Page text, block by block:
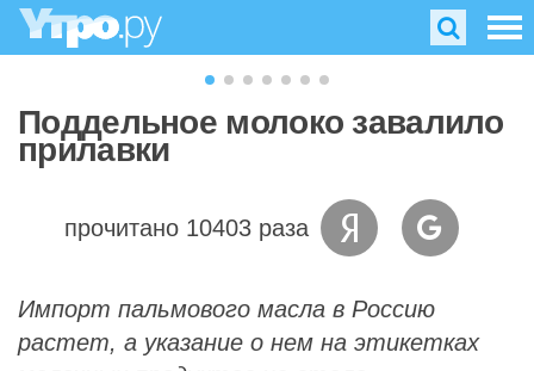
Поддельное молоко завалило
прилавки
прочитано 10403 раза
Импорт пальмового масла в Россию
растет, а указание о нем на этикетках